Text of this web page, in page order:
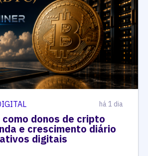
há 1 dia
como donos de cripto
e crescimento diário
digitais